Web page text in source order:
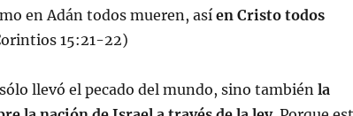
en Adán todos mueren, asíen Cristo todos
15:21-22)
llevó el pecado del mundo, sino también la